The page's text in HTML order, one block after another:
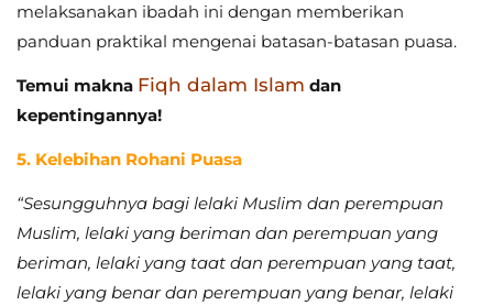
melaksanakan ibadah ini dengan memberikan
panduan praktikal mengenai batasan-batasan puasa.
Temui makna Fiqh dalam Islam dan
kepentingannya!
5. Kelebihan Rohani Puasa
“Sesungguhnya bagi lelaki Muslim dan perempuan
Muslim, lelaki yang beriman dan perempuan yang
beriman, lelaki yang taat dan perempuan yang taat,
lelaki yang benar dan perempuan yang benar, lelaki